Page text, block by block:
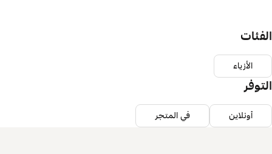
الفئات
الأزياء
التوفر
أونلاين في المتجر